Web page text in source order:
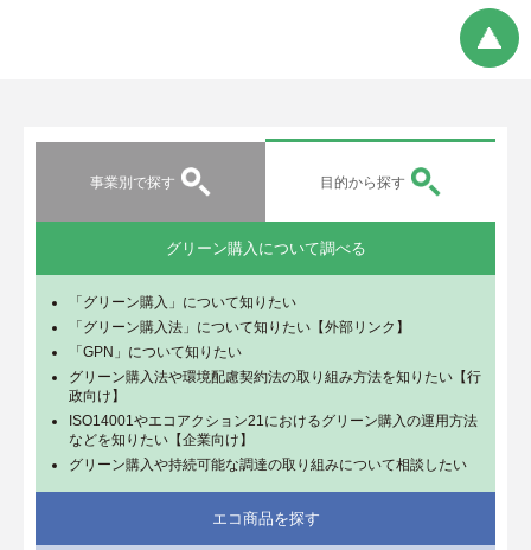
事業別で探す 目的から探す
グリーン購入について調べる
「グリーン購入」について知りたい
「グリーン購入法」について知りたい【外部リンク】
「GPN」について知りたい
グリーン購入法や環境配慮契約法の取り組み方法を知りたい【行
政向け】
ISO14001やエコアクション21におけるグリーン購入の運用方法
などを知りたい【企業向け】
グリーン購入や持続可能な調達の取り組みについて相談したい
エコ商品を探す